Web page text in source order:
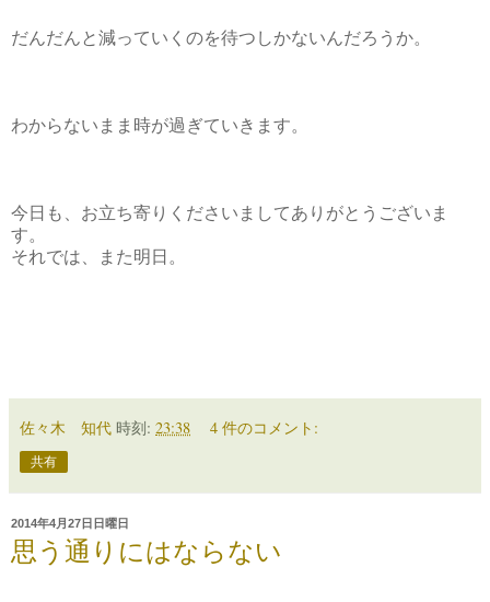
だんだんと減っていくのを待つしかないんだろうか。
わからないまま時が過ぎていきます。
今日も、お立ち寄りくださいましてありがとうございま
す。
それでは、また明日。
佐々木 知代 時刻: 23:38 4 件のコメント:
共有
2014年4月27日日曜日
思う通りにはならない